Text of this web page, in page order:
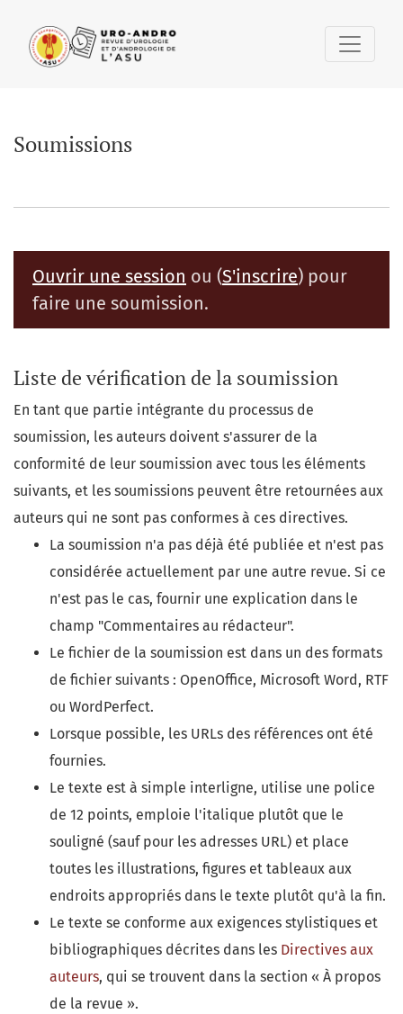
Soumissions
Ouvrir une session ou (S'inscrire) pour
faire une soumission.
Liste de vérification de la soumission
En tant que partie intégrante du processus de
soumission, les auteurs doivent s'assurer de la
conformité de leur soumission avec tous les éléments
suivants, et les soumissions peuvent être retournées aux
auteurs qui ne sont pas conformes à ces directives.
La soumission n'a pas déjà été publiée et n'est pas
considérée actuellement par une autre revue. Si ce
n'est pas le cas, fournir une explication dans le
champ "Commentaires au rédacteur".
Le fichier de la soumission est dans un des formats
de fichier suivants : OpenOffice, Microsoft Word, RTF
ou WordPerfect.
Lorsque possible, les URLs des références ont été
fournies.
Le texte est à simple interligne, utilise une police
de 12 points, emploie l'italique plutôt que le
souligné (sauf pour les adresses URL) et place
toutes les illustrations, figures et tableaux aux
endroits appropriés dans le texte plutôt qu'à la fin.
Le texte se conforme aux exigences stylistiques et
bibliographiques décrites dans les Directives aux
auteurs, qui se trouvent dans la section « À propos
de la revue ».